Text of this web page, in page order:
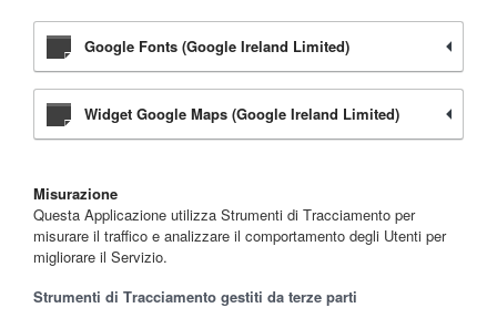
Google Fonts (Google Ireland Limited)
Widget Google Maps (Google Ireland Limited)
Misurazione
Questa Applicazione utilizza Strumenti di Tracciamento per
misurare il traffico e analizzare il comportamento degli Utenti per
migliorare il Servizio.
Strumenti di Tracciamento gestiti da terze parti